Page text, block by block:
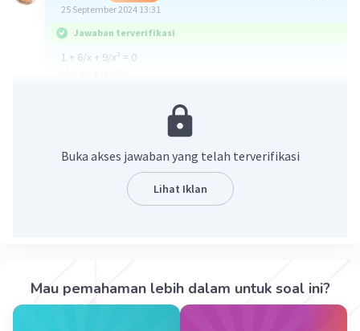
25 September 2024 13:31
Jawaban terverifikasi
1 + 6/x + 9/x² = 0
·0.0
Iklan
Buka akses jawaban yang telah terverifikasi
Lihat Iklan
Mau pemahaman lebih dalam untuk soal ini?